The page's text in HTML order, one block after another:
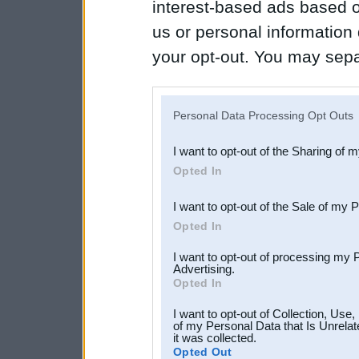
interest-based ads based
us or personal
your opt-out. You may
Downstream Participants
third parties.
Personal Data Processing Opt Outs
I want to opt-out of the Sharing of
Opted In
I want to opt-out of the Sale of my
Opted In
I want to opt-out of processing my
Advertising.
Opted In
I want to opt-out of Collection,
of my Personal Data that Is
it was collected.
Opted Out